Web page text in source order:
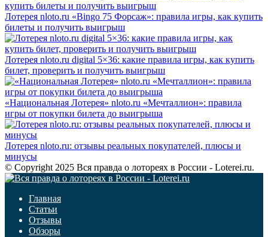
Лотерея nloto.ru «Bingo 75 Форсаж»: правила игры, как купить
билеты и получить выигрыш
Лотерея nloto.ru digital 5×36: какие правила игры, как купить
билет, проверить и получить выигрыш
«Национальная Лотерея» nloto.ru «Мечталлион»: правила
игры от покупки билета до выигрыша
Лотерея nloto.ru: отзывы реальных покупателей, плюсы и
минусы
© Copyright 2025 Вся правда о лотореях в России - Loterei.ru.
Главная
Статьи
Отзывы
Обзоры